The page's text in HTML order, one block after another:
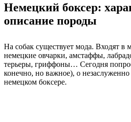
Немецкий боксер:
описание породы
На собак существует мода. Входят в
немецкие овчарки, амстаффы,
терьеры, гриффоны… Сегодня
конечно, но важное), о
немецком боксере.